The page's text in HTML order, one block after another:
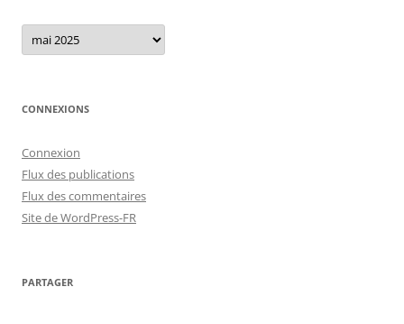
Archives
CONNEXIONS
Connexion
Flux des publications
Flux des commentaires
Site de WordPress-FR
PARTAGER